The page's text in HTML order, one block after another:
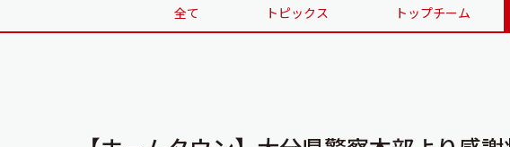
全て トピックス トップチーム